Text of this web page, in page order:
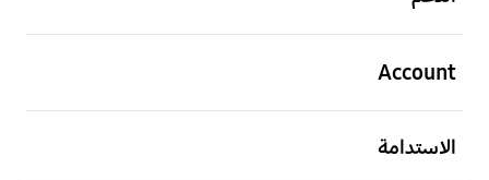
Account
الاستدامة